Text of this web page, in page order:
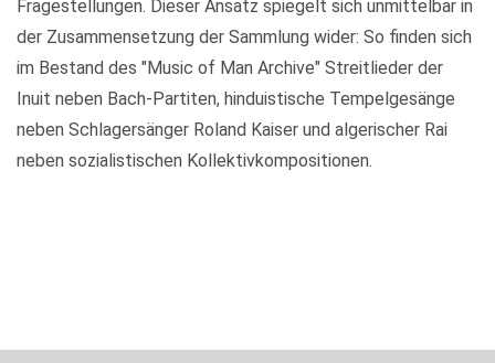
Fragestellungen. Dieser Ansatz spiegelt sich unmittelbar in
der Zusammensetzung der Sammlung wider: So finden sich
im Bestand des "Music of Man Archive" Streitlieder der
Inuit neben Bach-Partiten, hinduistische Tempelgesänge
neben Schlagersänger Roland Kaiser und algerischer Rai
neben sozialistischen Kollektivkompositionen.